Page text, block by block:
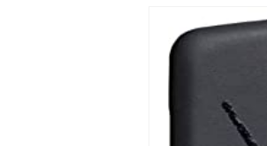
informacija
proizvodu